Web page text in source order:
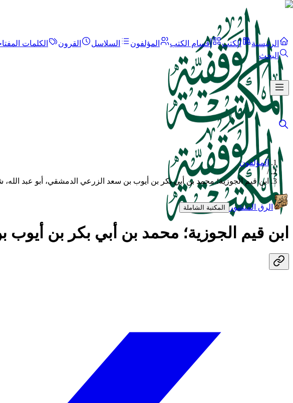
الرئيسية الكتب أقسام الكتب المؤلفون السلاسل القرون الكلمات
البحث
المؤلفون
/
ابن قيم الجوزية؛ محمد بن أبي بكر بن أيوب بن سعد الزرعي الدمشقي، أبو عبد
الرق المنشور المكتبة الشاملة
ابن قيم الجوزية؛ محمد بن أبي بكر بن